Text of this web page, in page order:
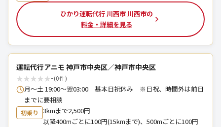
ひかり運転代行 川西市 川西市の
料金・詳細を見る
運転代行アニモ 神戸市中央区／神戸市中央区
★★★★★-(0件)
月～土 19:00～翌03:00 基本日祝休み ※日祝、時間外は前日
までに要相談
初乗り
3kmまで2,500円
以降400mごとに100円(15kmまで)、500mごとに100円